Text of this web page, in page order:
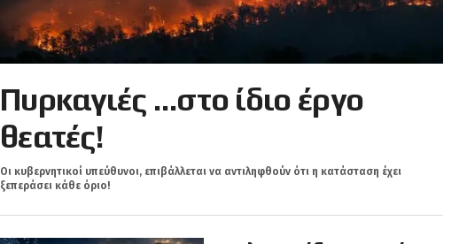
Πυρκαγιές …στο ίδιο έργο
θεατές!
Οι κυβερνητικοί υπεύθυνοι, επιβάλλεται να αντιληφθούν ότι η κατάσταση έχει
ξεπεράσει κάθε όριο!